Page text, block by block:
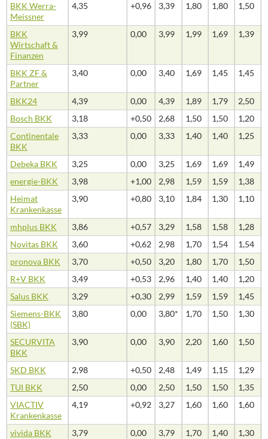
BKK Werra-
Meissner
4,35 +0,96 3,39 1,80 1,80 1,50
BKK
Wirtschaft &
Finanzen
3,99 0,00 3,99 1,99 1,69 1,39
BKK ZF &
Partner
3,40 0,00 3,40 1,69 1,45 1,45
BKK24 4,39 0,00 4,39 1,89 1,79 2,50
Bosch BKK
3,18 +0,50 2,68 1,50 1,50 1,20
Continentale
BKK
3,33 0,00 3,33 1,40 1,40 1,25
Debeka BKK 3,25 0,00 3,25 1,69 1,69 1,49
energie-BKK
3,98 +1,00 2,98 1,59 1,59 1,38
Heimat
Krankenkasse
3,90 +0,80 3,10 1,84 1,30 1,10
mhplus BKK 3,86 +0,57 3,29 1,58 1,58 1,28
Novitas BKK
3,60 +0,62 2,98 1,70 1,54 1,54
pronova BKK
3,70 +0,50 3,20 1,80 1,70 1,50
R+V BKK
3,49 +0,53 2,96 1,40 1,40 1,20
Salus BKK
3,29 +0,30 2,99 1,59 1,59 1,45
Siemens-BKK
(SBK)
3,80 0,00 3,80* 1,70 1,50 1,30
SECURVITA
BKK
3,90 0,00 3,90 2,20 1,60 1,50
SKD BKK 2,98 +0,50 2,48 1,49 1,15 1,29
TUI BKK
2,50 0,00 2,50 1,50 1,50 1,35
VIACTIV
Krankenkasse
4,19 +0,92 3,27 1,60 1,60 1,60
vivida BKK 3,79 0,00 3,79 1,70 1,40 1,30